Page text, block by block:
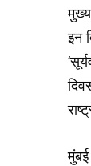
मुख्य
इन